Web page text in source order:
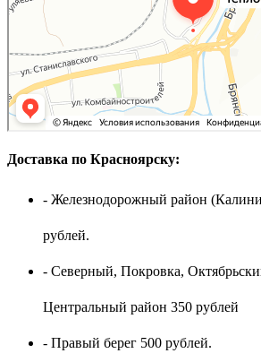
Доставка по Красноярску:
- Железнодорожный район
рублей.
- Северный, Покровка,
Центральный район 350 рублей
- Правый берег 500 рублей.